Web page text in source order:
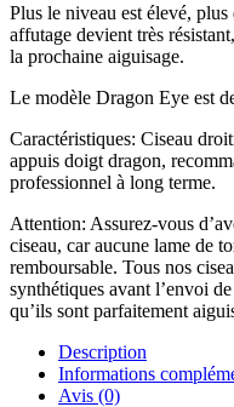
Plus le niveau est élevé, plus
affutage devient très
la prochaine aiguisage.
Le modèle Dragon Eye est
Caractéristiques: Ciseau
appuis doigt dragon,
professionnel à long terme.
Attention: Assurez-vous
ciseau, car aucune lame de
remboursable. Tous nos
synthétiques avant l’envoi
qu’ils sont parfaitement
Description
Informations
Avis (0)